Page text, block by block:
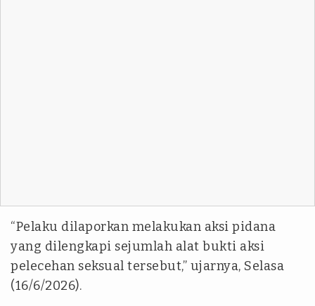
“Pelaku dilaporkan melakukan aksi pidana
yang dilengkapi sejumlah alat bukti aksi
pelecehan seksual tersebut,” ujarnya, Selasa
(16/6/2026).